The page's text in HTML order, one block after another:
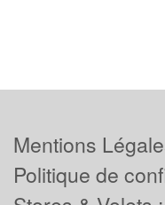
Mentions
Politique de